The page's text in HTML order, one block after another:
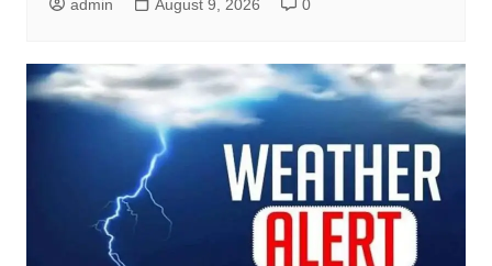
admin August 9, 2026 0